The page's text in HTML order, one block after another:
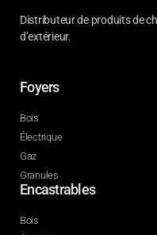
Distributeur de produits de
d’extérieur.
Foyers
Bois
Électrique
Gaz
Granules
Encastrables
Bois